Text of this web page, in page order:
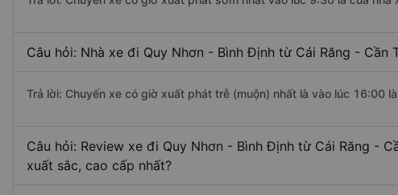
Câu hỏi: Nhà xe đi Quy Nhơn - Bình Định từ Cái Răng - Cần
Trả lời: Chuyến xe có giờ xuất phát trễ (muộn) nhất là vào lúc 16:00
Câu hỏi: Review xe đi Quy Nhơn - Bình Định từ Cái Răng -
xuất sắc, cao cấp nhất?